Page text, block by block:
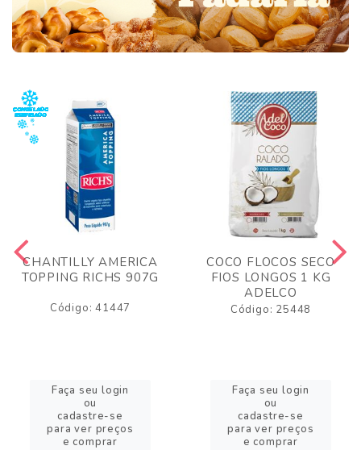
CHANTILLY AMERICA
TOPPING RICHS 907G
Código: 41447
Faça seu login
ou
cadastre-se
para ver preços
e comprar
COCO FLOCOS SECO
FIOS LONGOS 1 KG
ADELCO
Código: 25448
Faça seu login
ou
cadastre-se
para ver preços
e comprar